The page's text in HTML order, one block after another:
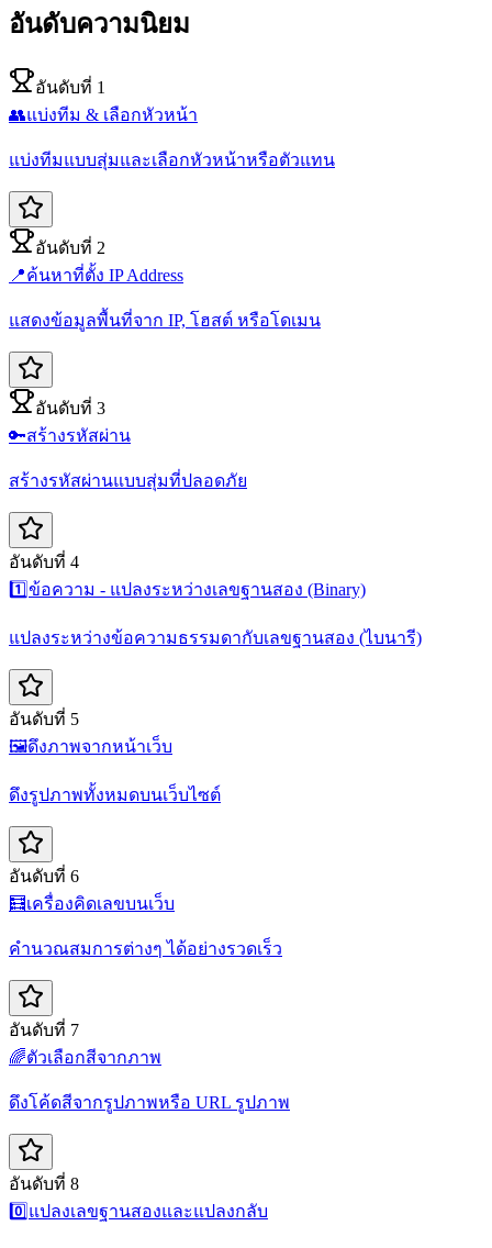
อันดับความนิยม
อันดับที่ 1
👥แบ่งทีม & เลือกหัวหน้า
แบ่งทีมแบบสุ่มและเลือกหัวหน้าหรือตัวแทน
อันดับที่ 2
📍ค้นหาที่ตั้ง IP Address
แสดงข้อมูลพื้นที่จาก IP, โฮสต์ หรือโดเมน
อันดับที่ 3
🔑สร้างรหัสผ่าน
สร้างรหัสผ่านแบบสุ่มที่ปลอดภัย
อันดับที่ 4
1️⃣ข้อความ - แปลงระหว่างเลขฐานสอง (Binary)
แปลงระหว่างข้อความธรรมดากับเลขฐานสอง (ไบนารี)
อันดับที่ 5
🖼️ดึงภาพจากหน้าเว็บ
ดึงรูปภาพทั้งหมดบนเว็บไซต์
อันดับที่ 6
🧮เครื่องคิดเลขบนเว็บ
คำนวณสมการต่างๆ ได้อย่างรวดเร็ว
อันดับที่ 7
🌈ตัวเลือกสีจากภาพ
ดึงโค้ดสีจากรูปภาพหรือ URL รูปภาพ
อันดับที่ 8
0️⃣ แปลงเลขฐานสองและแปลงกลับ